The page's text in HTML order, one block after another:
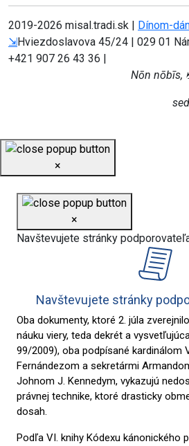
2019-2026 misal.tradi.sk | Dínom-
⇲Hviezdoslavova 45/24 | 029 01
+421 907 26 43 36 |
Nōn nōbīs,
×
×
Navštevujete stránky
Navštevujete stránky
Oba dokumenty, ktoré 2. júla
náuku viery, teda dekrét a
99/2009), oba podpísané kardinálom
Fernándezom a sekretármi
Johnom J. Kennedym, vykazujú
právnej technike, ktoré drasticky
dosah.
Podľa VI. knihy Kódexu kánonického